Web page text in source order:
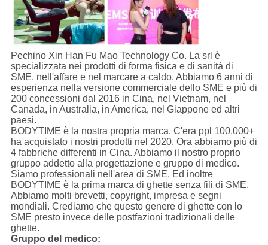
Pechino Xin Han Fu Mao Technology Co. La srl è
specializzata nei prodotti di forma fisica e di sanità di
SME, nell'affare e nel marcare a caldo. Abbiamo 6 anni di
esperienza nella versione commerciale dello SME e più di
200 concessioni dal 2016 in Cina, nel Vietnam, nel
Canada, in Australia, in America, nel Giappone ed altri
paesi.
BODYTIME è la nostra propria marca. C'era ppl 100.000+
ha acquistato i nostri prodotti nel 2020. Ora abbiamo più di
4 fabbriche differenti in Cina. Abbiamo il nostro proprio
gruppo addetto alla progettazione e gruppo di medico.
Siamo professionali nell'area di SME. Ed inoltre
BODYTIME è la prima marca di ghette senza fili di SME.
Abbiamo molti brevetti, copyright, impresa e segni
mondiali. Crediamo che questo genere di ghette con lo
SME presto invece delle postfazioni tradizionali delle
ghette.
Gruppo del medico: